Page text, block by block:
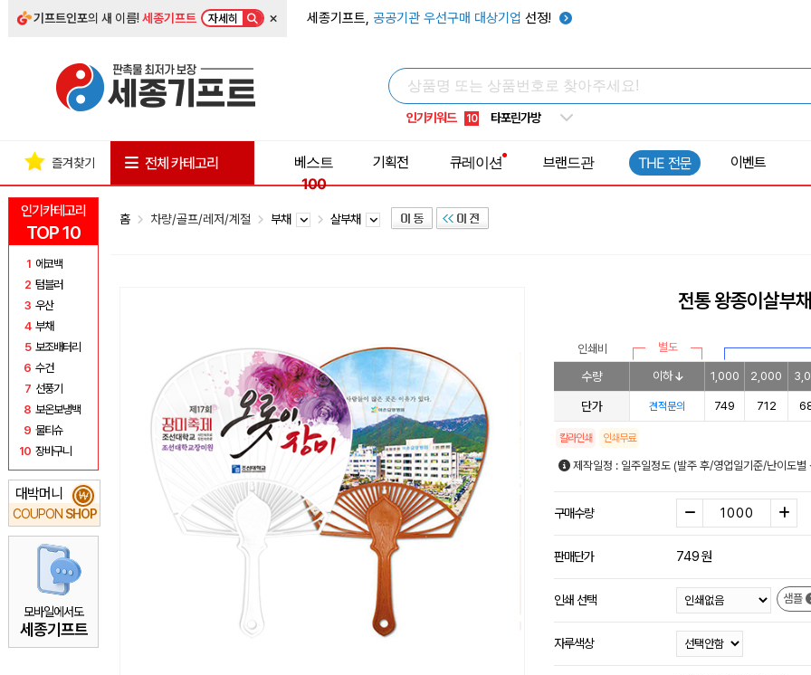
기프트인포의 새 이름!세종기프트 자세히 × 세종기프트, 공공기관 우선구매 대상기업 선정!
인기키워드
6 우산
9 넥쿨러
10 타포린가방
인기카테고리
TOP 10
1 에코백
2 텀블러
3 우산
4 부채
5 보조배터리
6 수건
7 선풍기
8 보온보냉백
9 물티슈
10 장바구니
대박머니
COUPON SHOP
₩
모바일에서도
세종기프트
즐겨찾기 전체 카테고리
베스트
100
기획전 큐레이션 브랜드관 THE 전문 이벤트
홈 차량/골프/레저/계절 부채 살부채
전통 왕종이살부채
인쇄비 별도
수량 이하 1,000 2,000
단가 견적문의 749 712
칼라인쇄 인쇄무료
제작일정 : 일주일정도 (발주 후/영업일기준/난이도별
구매수량
판매단가 749원
인쇄 선택 샘플
자루색상